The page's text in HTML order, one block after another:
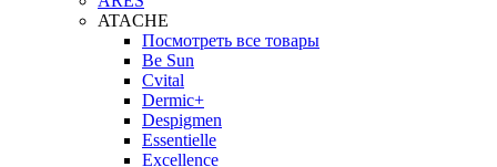
ATACHE
Посмотреть все товары
Be Sun
Cvital
Dermic+
Despigmen
Essentielle
Excellence